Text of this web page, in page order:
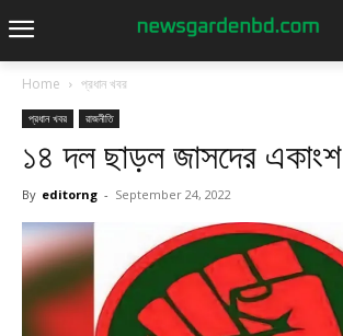
Home প্রধান খবর
প্রধান খবর রাজনীতি
১৪ দল ছাড়ল জাসদের একাংশ
By editorng - September 24, 2022